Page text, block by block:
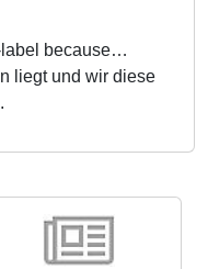
label because…
liegt und wir diese